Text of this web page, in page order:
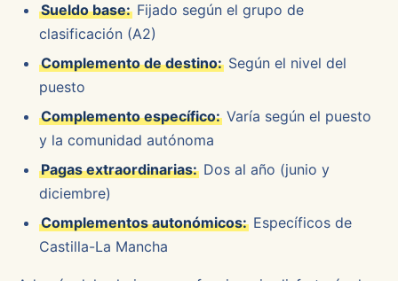
Sueldo base: Fijado según el grupo de
clasificación (A2)
Complemento de destino: Según el nivel del
puesto
Complemento específico: Varía según el puesto
y la comunidad autónoma
Pagas extraordinarias: Dos al año (junio y
diciembre)
Complementos autonómicos: Específicos de
Castilla-La Mancha